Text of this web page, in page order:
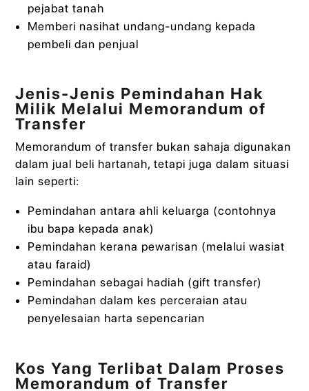
pejabat tanah
Memberi nasihat undang-undang kepada
pembeli dan penjual
Jenis-Jenis Pemindahan Hak
Milik Melalui Memorandum of
Transfer
Memorandum of transfer bukan sahaja digunakan
dalam jual beli hartanah, tetapi juga dalam situasi
lain seperti:
Pemindahan antara ahli keluarga (contohnya
ibu bapa kepada anak)
Pemindahan kerana pewarisan (melalui wasiat
atau faraid)
Pemindahan sebagai hadiah (gift transfer)
Pemindahan dalam kes perceraian atau
penyelesaian harta sepencarian
Kos Yang Terlibat Dalam Proses
Memorandum of Transfer